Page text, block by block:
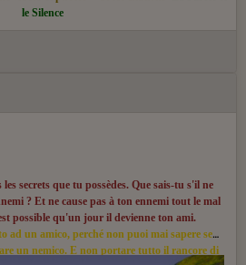
le Silence
les secrets que tu possèdes. Que sais-tu s'il ne
? Et ne cause pas à ton ennemi tout le mal
possible qu'un jour il devienne ton ami.
ad un amico, perché non puoi mai sapere se
un nemico. E non portare tutto il rancore di